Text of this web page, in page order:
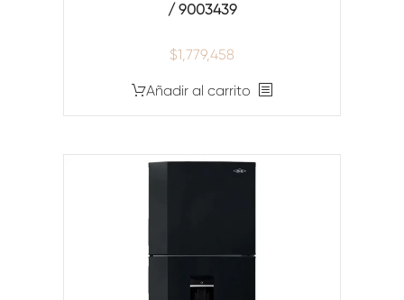
/ 9003439
$1,779,458
Añadir al carrito